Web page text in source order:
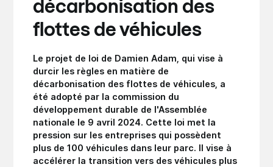
décarbonisation des
flottes de véhicules
Le projet de loi de Damien Adam, qui vise à
durcir les règles en matière de
décarbonisation des flottes de véhicules, a
été adopté par la commission du
développement durable de l'Assemblée
nationale le 9 avril 2024. Cette loi met la
pression sur les entreprises qui possèdent
plus de 100 véhicules dans leur parc. Il vise à
accélérer la transition vers des véhicules plus